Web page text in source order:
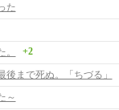
た
+2
後まで死ぬ。「ちづる」
～